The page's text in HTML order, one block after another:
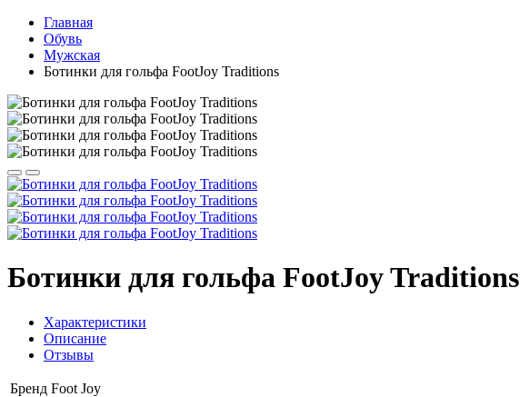
Главная
Обувь
Мужская
Ботинки для гольфа FootJoy Traditions
Ботинки для гольфа FootJoy Traditions
Характеристики
Описание
Отзывы
Бренд Foot Joy